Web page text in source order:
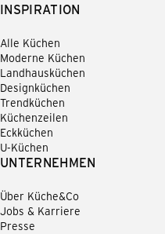
INSPIRATION
Alle Küchen
Moderne Küchen
Landhausküchen
Designküchen
Trendküchen
Küchenzeilen
Eckküchen
U-Küchen
UNTERNEHMEN
Über Küche&Co
Jobs & Karriere
Presse